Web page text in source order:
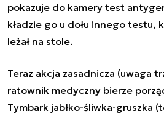
pokazuje do kamery test
kładzie go u dołu innego testu,
leżał na stole.
Teraz akcja zasadnicza (uwaga
ratownik medyczny bierze
Tymbark jabłko-śliwka-gruszka